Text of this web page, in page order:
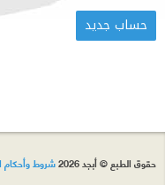
حقوق الطبع © أبجد 2026 شروط وأحكام